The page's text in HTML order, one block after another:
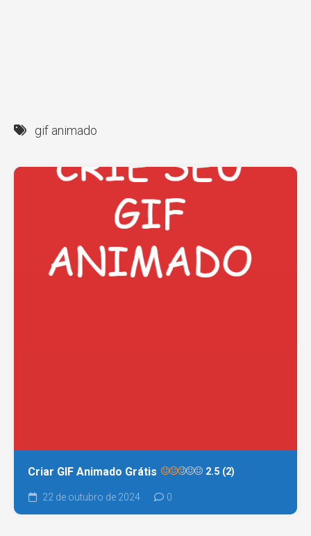
gif animado
Criar GIF Animado Grátis 2.5 (2)
22 de outubro de 2024 0